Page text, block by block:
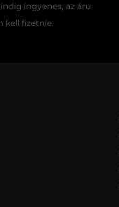
ingyenes, az áru
kell fizetnie.